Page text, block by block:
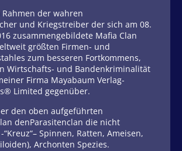
der wahren
und Kriegstreiber der sich am 08.
zusammengebildete Mafia Clan
größten Firmen- und
zum besseren Fortkommens,
Wirtschafts- und Bandenkriminalität
Firma Mayabaum Verlag-
Limited gegenüber.
den oben aufgeführten
denParasitenclan die nicht
Spinnen, Ratten, Ameisen,
Archonten Spezies.